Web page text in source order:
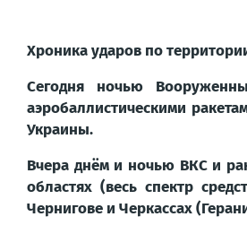
Хроника ударов по
Сегодня ночью
аэробаллистическими
Украины.
Вчера днём и ночью ВКС и
областях (весь спектр
Чернигове и Черкассах